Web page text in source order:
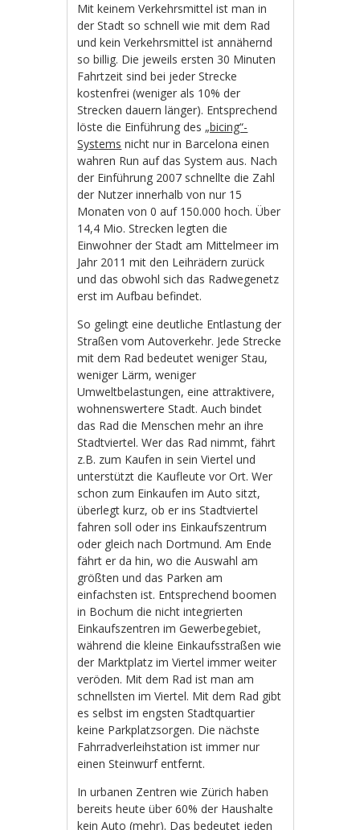
Mit keinem Verkehrsmittel ist man in
der Stadt so schnell wie mit dem Rad
und kein Verkehrsmittel ist annähernd
so billig. Die jeweils ersten 30 Minuten
Fahrtzeit sind bei jeder Strecke
kostenfrei (weniger als 10% der
Strecken dauern länger). Entsprechend
löste die Einführung des „bicing“-
Systems nicht nur in Barcelona einen
wahren Run auf das System aus. Nach
der Einführung 2007 schnellte die Zahl
der Nutzer innerhalb von nur 15
Monaten von 0 auf 150.000 hoch. Über
14,4 Mio. Strecken legten die
Einwohner der Stadt am Mittelmeer im
Jahr 2011 mit den Leihrädern zurück
und das obwohl sich das Radwegenetz
erst im Aufbau befindet.
So gelingt eine deutliche Entlastung der
Straßen vom Autoverkehr. Jede Strecke
mit dem Rad bedeutet weniger Stau,
weniger Lärm, weniger
Umweltbelastungen, eine attraktivere,
wohnenswertere Stadt. Auch bindet
das Rad die Menschen mehr an ihre
Stadtviertel. Wer das Rad nimmt, fährt
z.B. zum Kaufen in sein Viertel und
unterstützt die Kaufleute vor Ort. Wer
schon zum Einkaufen im Auto sitzt,
überlegt kurz, ob er ins Stadtviertel
fahren soll oder ins Einkaufszentrum
oder gleich nach Dortmund. Am Ende
fährt er da hin, wo die Auswahl am
größten und das Parken am
einfachsten ist. Entsprechend boomen
in Bochum die nicht integrierten
Einkaufszentren im Gewerbegebiet,
während die kleine Einkaufsstraßen wie
der Marktplatz im Viertel immer weiter
veröden. Mit dem Rad ist man am
schnellsten im Viertel. Mit dem Rad gibt
es selbst im engsten Stadtquartier
keine Parkplatzsorgen. Die nächste
Fahrradverleihstation ist immer nur
einen Steinwurf entfernt.
In urbanen Zentren wie Zürich haben
bereits heute über 60% der Haushalte
kein Auto (mehr). Das bedeutet jeden